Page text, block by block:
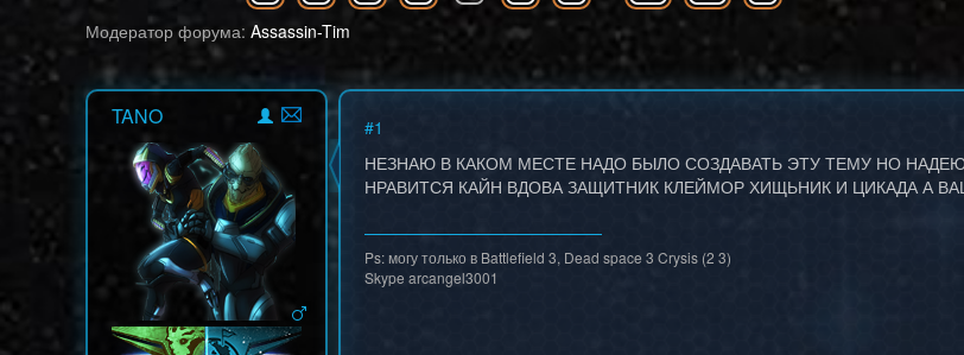
Модератор форума: Assassin-Tim
TANO #1
НЕЗНАЮ В КАКОМ МЕСТЕ НАДО БЫЛО СОЗДАВАТЬ ЭТУ ТЕМУ НО
НРАВИТСЯ КАЙН ВДОВА ЗАЩИТНИК КЛЕЙМОР ХИЩЬНИК И ЦИКАДА А
Ps: могу только в Battlefield 3, Dead space 3 Crysis (2 3)
Skype arcangel3001